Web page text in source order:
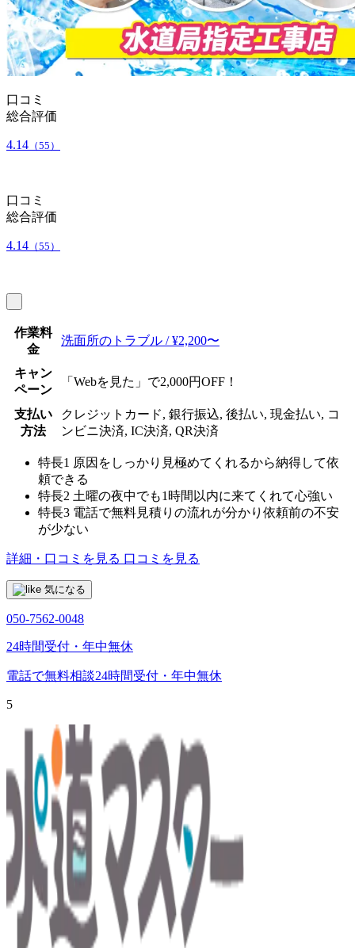
口コミ
総合評価
4.14 （55）
口コミ
総合評価
4.14 （55）
作業料
金
洗面所のトラブル / ¥2,200〜
キャン
ペーン
「Webを見た」で2,000円OFF！
支払い
方法
クレジットカード, 銀行振込, 後払い, 現金払い, コ
ンビニ決済, IC決済, QR決済
特長1 原因をしっかり見極めてくれるから納得して依
頼できる
特長2 土曜の夜中でも1時間以内に来てくれて心強い
特長3 電話で無料見積りの流れが分かり依頼前の不安
が少ない
詳細・口コミを見る 口コミを見る
気になる
050-7562-0048
24時間受付・年中無休
電話で無料相談24時間受付・年中無休
5